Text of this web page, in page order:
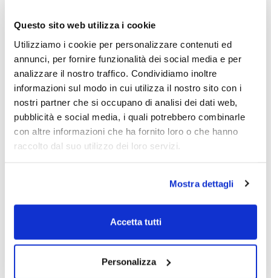
Questo sito web utilizza i cookie
Utilizziamo i cookie per personalizzare contenuti ed
annunci, per fornire funzionalità dei social media e per
analizzare il nostro traffico. Condividiamo inoltre
informazioni sul modo in cui utilizza il nostro sito con i
nostri partner che si occupano di analisi dei dati web,
pubblicità e social media, i quali potrebbero combinarle
con altre informazioni che ha fornito loro o che hanno
raccolto dal suo utilizzo dei loro servizi.
Mostra dettagli
Accetta tutti
Personalizza